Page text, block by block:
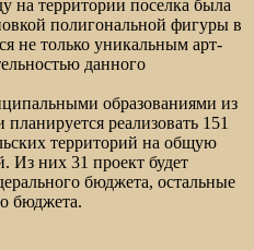
на территории поселка была
полигональной фигуры в
не только уникальным арт-
данного
образованиями из
реализовать 151
территорий на общую
Из них 31 проект будет
бюджета, остальные
бюджета.